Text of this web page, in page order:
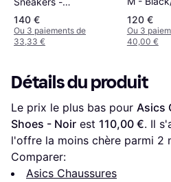
Black/Graphite Grey
140 €
Ou 3 paiements de
33,33 €
120 €
Ou 3
40,00 €
Détails du produit
Le prix le plus bas pour Asics
Shoes - Noir est 110,00 €. Il
l'offre la moins chère parmi 2
Comparer:
Asics Chaussures